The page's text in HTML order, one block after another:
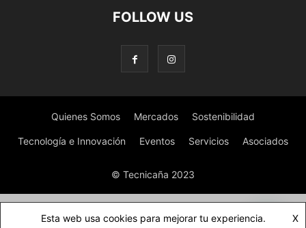
FOLLOW US
Quienes Somos Mercados Sostenibilidad
Tecnología e Innovación Eventos Servicios Asociados
© Tecnicaña 2023
Esta web usa cookies para mejorar tu experiencia.
X